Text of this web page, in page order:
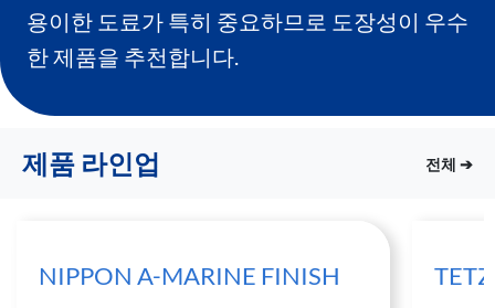
용이한 도료가 특히 중요하므로 도장성이 우수
한 제품을 추천합니다.
제품 라인업 전체 ➔
NIPPON A-MARINE FINISH